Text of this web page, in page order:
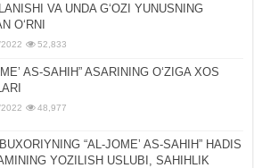
VA UNDA GʻOZI YUNUSNING
OʻRNI
52,833
AS-SAHIH” ASARINING OʻZIGA XOS
48,977
“AL-JOMEʼ AS-SAHIH” HADIS
YOZILISH USLUBI, SAHIHLIK